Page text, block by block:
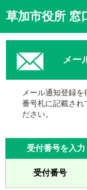
草加市役所 窓
トップページ
窓口混雑状況
待ち状況確認
交付状況確認
メール通知登録
混雑予想カレ
メー
メール通知登録を
番号札に記載され
ださい。
受付番号を入力
受付番号